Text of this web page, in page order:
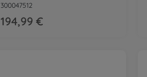
300047512
194,99 €